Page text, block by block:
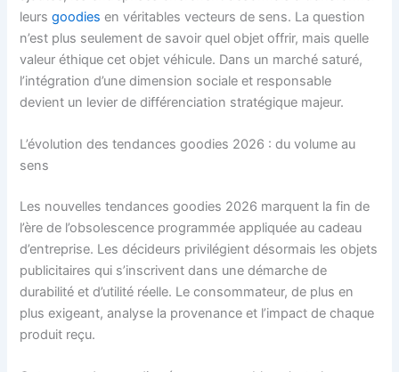
leursgoodies en véritables vecteurs de sens. La question
n’est plus seulement de savoir quel objet offrir, mais quelle
valeur éthique cet objet véhicule. Dans un marché saturé,
l’intégration d’une dimension sociale et responsable
devient un levier de différenciation stratégique majeur.
L’évolution des tendances goodies 2026 : du volume au
sens
Les nouvelles tendances goodies 2026 marquent la fin de
l’ère de l’obsolescence programmée appliquée au cadeau
d’entreprise. Les décideurs privilégient désormais les objets
publicitaires qui s’inscrivent dans une démarche de
durabilité et d’utilité réelle. Le consommateur, de plus en
plus exigeant, analyse la provenance et l’impact de chaque
produit reçu.